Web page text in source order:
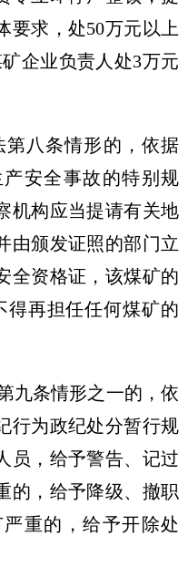
要求，处50万元以上
企业负责人处3万元
八条情形的，依据
产安全事故的特别规
机构应当提请有关地
由颁发证照的部门立
全资格证，该煤矿的
得再担任任何煤矿的
九条情形之一的，依
行为政纪处分暂行规
员，给予警告、记过
的，给予降级、撤职
重的，给予开除处